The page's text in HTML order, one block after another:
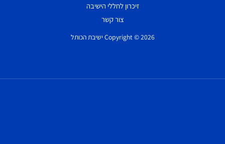
זיכרון לחללי הישיבה
צור קשר
Copyright © 2026 ישיבת הכותל